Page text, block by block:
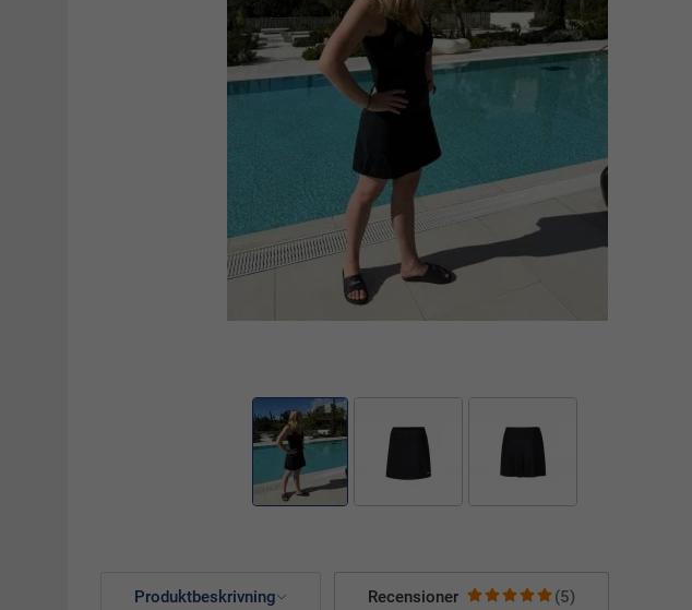
Produktbeskrivning Recensioner (5)